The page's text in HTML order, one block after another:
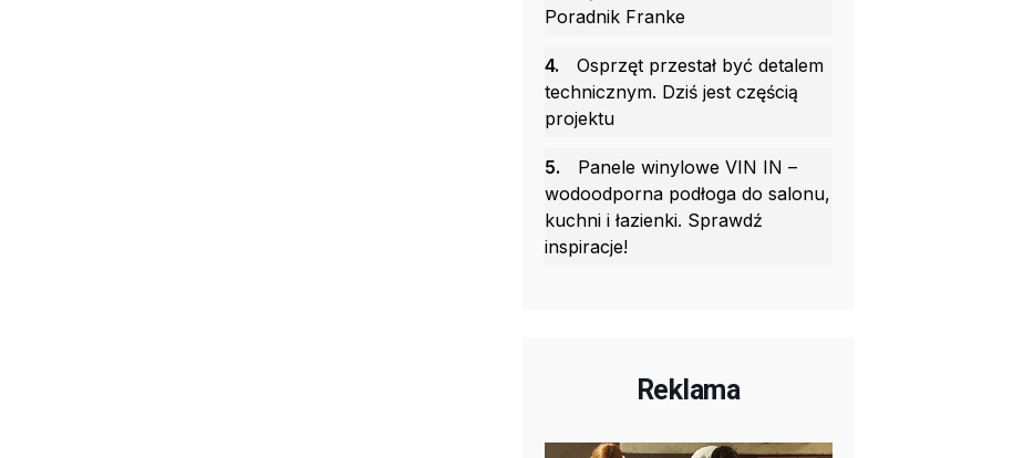
Poradnik Franke
4.
Osprzęt przestał być detalem
technicznym. Dziś jest częścią
projektu
5.
Panele winylowe VIN IN –
wodoodporna podłoga do salonu,
kuchni i łazienki. Sprawdź
inspiracje!
Reklama